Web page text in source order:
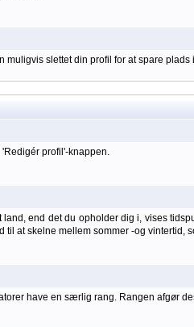
slettet din profil for at spare
profil'-knappen.
end det du opholder dig i, vises
at skelne mellem sommer -og vintertid,
have en særlig rang. Rangen afgør